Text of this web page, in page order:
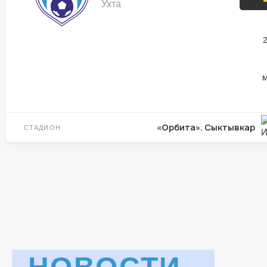
Ухта
СТАДИОН «Орбита». Сыктывкар